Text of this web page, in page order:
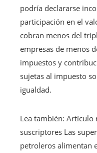
podría declararse
participación en el
cobran menos del
empresas de menos
impuestos y
sujetas al impuesto
igualdad.
Lea también: Artículo
suscriptores Las
petroleros alimentan